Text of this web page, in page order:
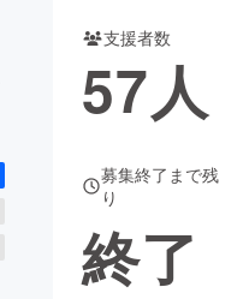
支援者数
57人
募集終了まで残
り
終了